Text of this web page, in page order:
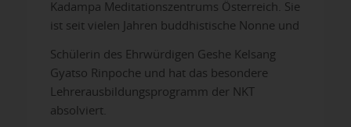
Kadampa Meditationszentrums Österreich. Sie
ist seit vielen Jahren buddhistische Nonne und
Schülerin des Ehrwürdigen Geshe Kelsang
Gyatso Rinpoche und hat das besondere
Lehrerausbildungsprogramm der NKT
absolviert.